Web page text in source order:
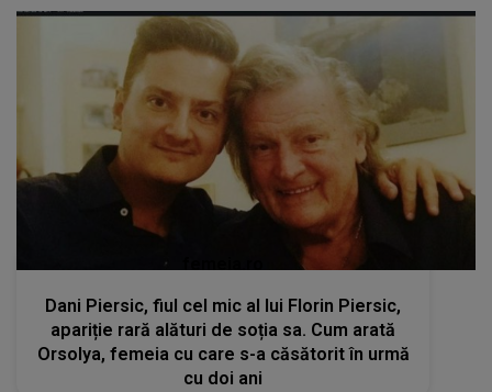
Dani Piersic, fiul cel mic al lui Florin Piersic,
apariție rară alături de soția sa. Cum arată
Orsolya, femeia cu care s-a căsătorit în urmă
cu doi ani